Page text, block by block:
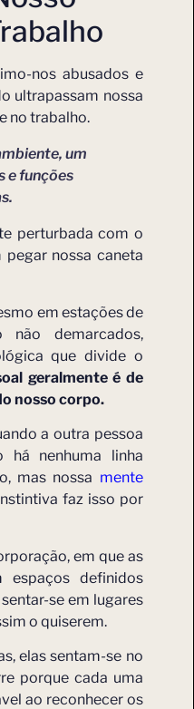
nos abusados e
ultrapassam nossa
no trabalho.
um
e funções
perturbada com o
nossa caneta
em estações de
não demarcados,
que divide o
geralmente é de
nosso corpo.
a outra pessoa
há nenhuma linha
mas nossa mente
faz isso por
em que as
espaços definidos
se em lugares
o quiserem.
elas sentam-se no
porque cada uma
ao reconhecer os